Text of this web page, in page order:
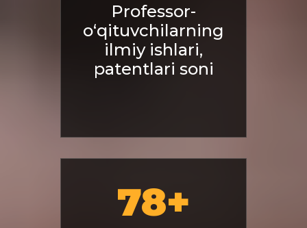
Professor-
o‘qituvchilarning
ilmiy ishlari,
patentlari soni
78+